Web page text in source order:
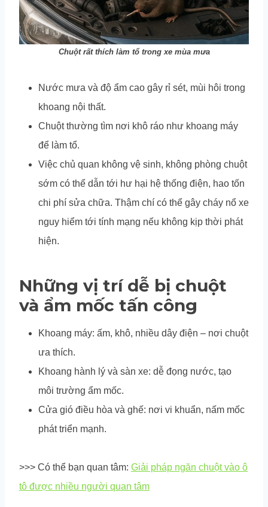
Chuột rất thích làm tổ trong xe mùa mưa
Nước mưa và độ ẩm cao gây rỉ sét, mùi hôi trong
khoang nội thất.
Chuột thường tìm nơi khô ráo như khoang máy
để làm tổ.
Việc chủ quan không vệ sinh, không phòng chuột
sớm có thể dẫn tới hư hại hệ thống điện, hao tốn
chi phí sửa chữa. Thậm chí có thể gây cháy nổ xe
nguy hiểm tới tính mạng nếu không kịp thời phát
hiện.
Những vị trí dễ bị chuột
và ẩm mốc tấn công
Khoang máy: ấm, khô, nhiều dây điện – nơi chuột
ưa thích.
Khoang hành lý và sàn xe: dễ đọng nước, tạo
môi trường ẩm mốc.
Cửa gió điều hòa và ghế: nơi vi khuẩn, nấm mốc
phát triển mạnh.
>>> Có thể bạn quan tâm: Giải pháp ngăn chuột vào ô
tô được nhiều người quan tâm